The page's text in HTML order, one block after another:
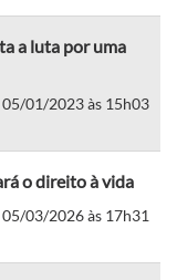
a luta por uma
01/2023 às 15h03
o direito à vida
03/2026 às 17h31